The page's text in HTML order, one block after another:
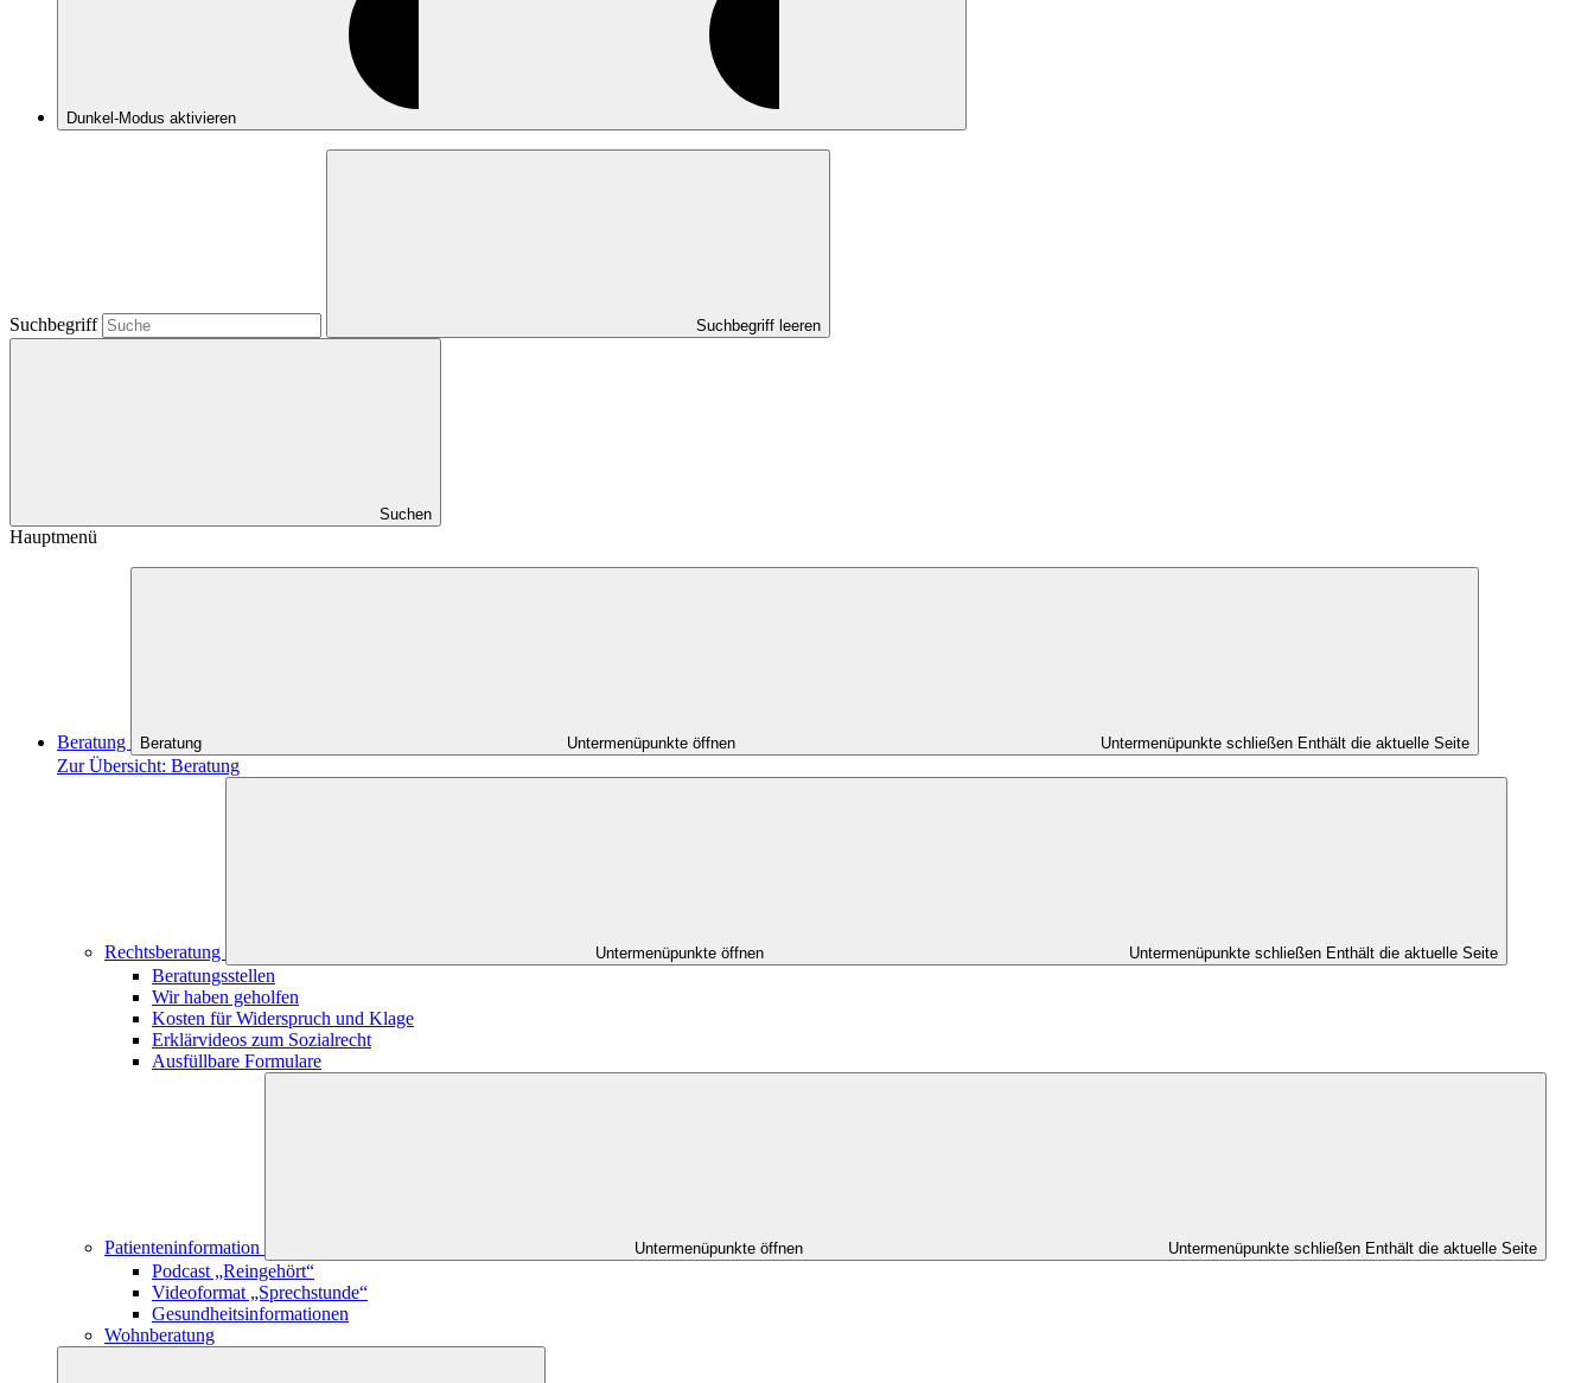
Dunkel-Modus aktivieren
Suchbegriff Suchbegriff leeren
Suchen
Hauptmenü
Beratung Beratung Untermenüpunkte öffnen Untermenüpunkte schließen Enthält die aktuelle Seite
Zur Übersicht: Beratung
Rechtsberatung Untermenüpunkte öffnen Untermenüpunkte schließen Enthält die aktuelle Seite
Beratungsstellen
Wir haben geholfen
Kosten für Widerspruch und Klage
Erklärvideos zum Sozialrecht
Ausfüllbare Formulare
Patienteninformation Untermenüpunkte öffnen Untermenüpunkte schließen Enthält die aktuelle Seite
Podcast „Reingehört“
Videoformat „Sprechstunde“
Gesundheitsinformationen
Wohnberatung